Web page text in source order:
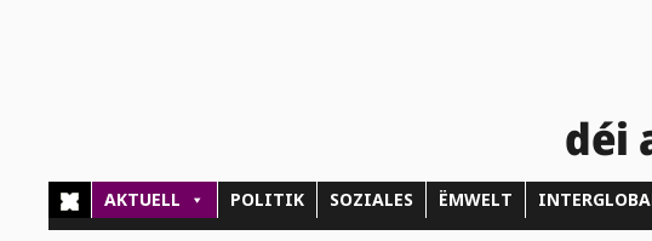
déi
AKTUELL POLITIK SOZIALES ËMWELT